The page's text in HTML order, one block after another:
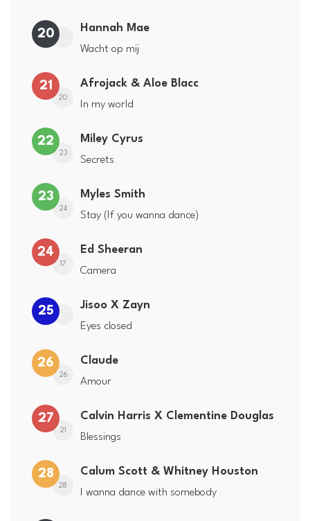
20 Hannah Mae
Wacht op mij
21
20
Afrojack & Aloe Blacc
In my world
22
23
Miley Cyrus
Secrets
23
24
Myles Smith
Stay (If you wanna dance)
24
17
Ed Sheeran
Camera
25 Jisoo X Zayn
Eyes closed
26
26
Claude
Amour
27
21
Calvin Harris X Clementine Douglas
Blessings
28
28
Calum Scott & Whitney Houston
I wanna dance with somebody